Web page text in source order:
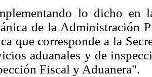
lo dicho
de la Administración
que corresponde a la
aduanales y de
Fiscal y Aduanera".